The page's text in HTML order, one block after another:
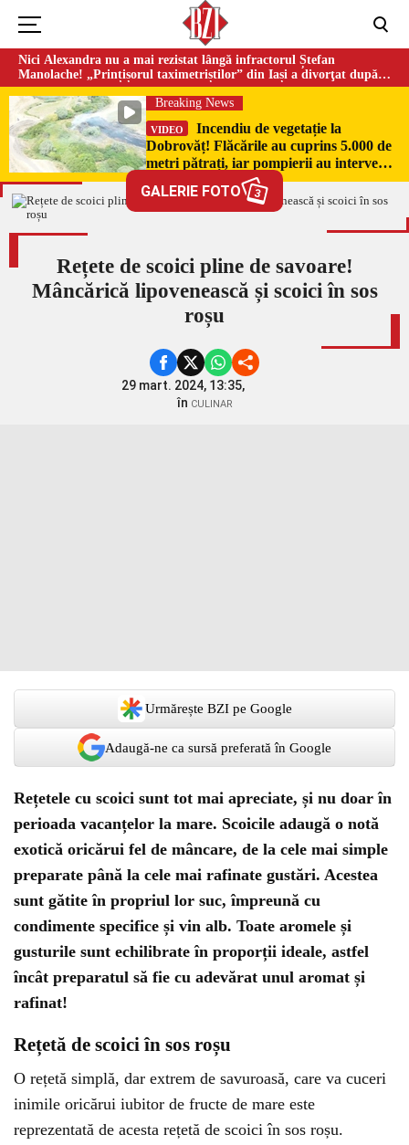
Nici Alexandra nu a mai rezistat lângă infractorul Ștefan
Manolache! „Prințișorul taximetriștilor” din Iași a divorţat după
doi ani de căsnicie
Breaking News
VIDEO
Incendiu de vegetație la
Dobrovăț! Flăcările au cuprins 5.000 de
metri pătrați, iar pompierii au intervenit
GALERIE FOTO 3
Rețete de scoici pline de savoare!
Mâncărică lipovenească și scoici în sos
roșu
29 mart. 2024, 13:35,
în CULINAR
Urmărește BZI pe Google
Adaugă-ne ca sursă preferată în Google
Rețetele cu scoici sunt tot mai apreciate, și nu doar în
perioada vacanțelor la mare. Scoicile adaugă o notă
exotică oricărui fel de mâncare, de la cele mai simple
preparate până la cele mai rafinate gustări. Acestea
sunt gătite în propriul lor suc, împreună cu
condimente specifice și vin alb. Toate aromele și
gusturile sunt echilibrate în proporții ideale, astfel
încât preparatul să fie cu adevărat unul aromat și
rafinat!
Rețetă de scoici în sos roșu
O rețetă simplă, dar extrem de savuroasă, care va cuceri
inimile oricărui iubitor de fructe de mare este
reprezentată de acesta rețetă de scoici în sos roșu.